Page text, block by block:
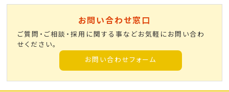
お問い合わせ窓口
ご質問・ご相談・採用に関する事などお気軽にお問い合わ
せください。
お問い合わせフォーム